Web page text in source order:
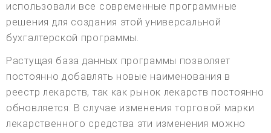
использовали все современные программные
решения для создания этой универсальной
бухгалтерской программы.
Растущая база данных программы позволяет
постоянно добавлять новые наименования в
реестр лекарств, так как рынок лекарств постоянно
обновляется. В случае изменения торговой марки
лекарственного средства эти изменения можно